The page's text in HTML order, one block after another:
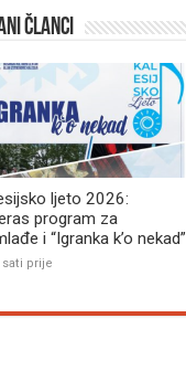
članci
ljeto 2026:
program za
i “Igranka k’o nekad”
sati prije